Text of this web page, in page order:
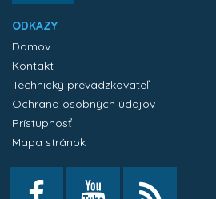
ODKAZY
Domov
Kontakt
Technický prevádzkovateľ
Ochrana osobných údajov
Prístupnosť
Mapa stránok